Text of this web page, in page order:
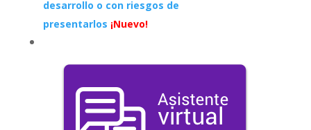
desarrollo o con riesgos de
presentarlos ¡Nuevo!